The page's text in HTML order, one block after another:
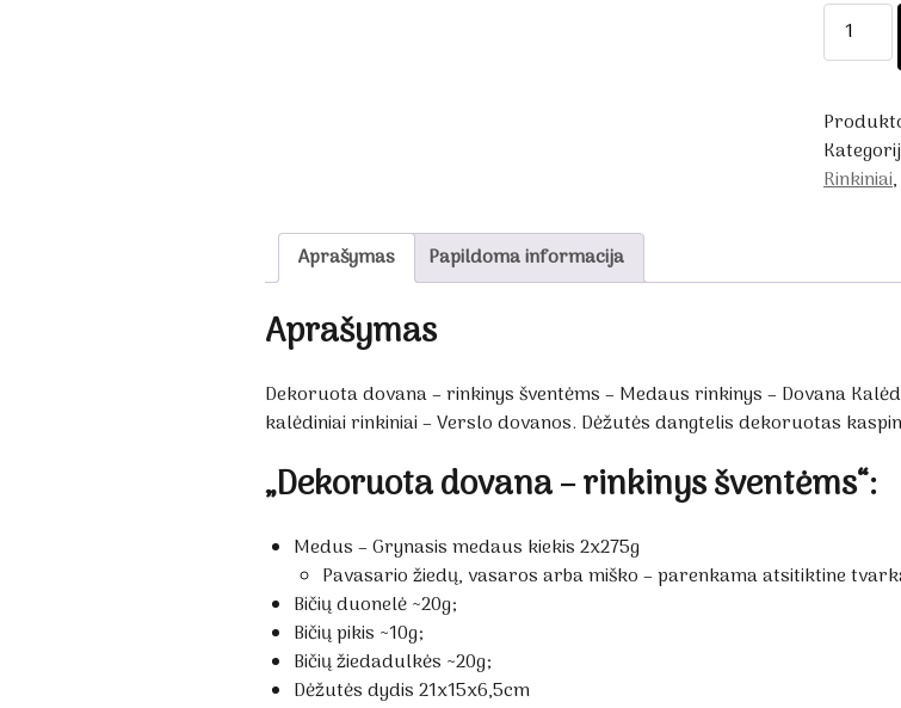
produkto
kiekis:
-
rinkinys
Rinkiniai,
Aprašymas Papildoma informacija
Aprašymas
Dekoruota dovana – rinkinys šventėms – Medaus rinkinys – Dovana
kalėdiniai rinkiniai – Verslo dovanos. Dėžutės dangtelis dekoruotas
„Dekoruota dovana – rinkinys šventėms“:
Medus – Grynasis medaus kiekis 2x275g
Pavasario žiedų, vasaros arba miško – parenkama atsitiktine
Bičių duonelė ~20g;
Bičių pikis ~10g;
Bičių žiedadulkės ~20g;
Dėžutės dydis 21x15x6,5cm